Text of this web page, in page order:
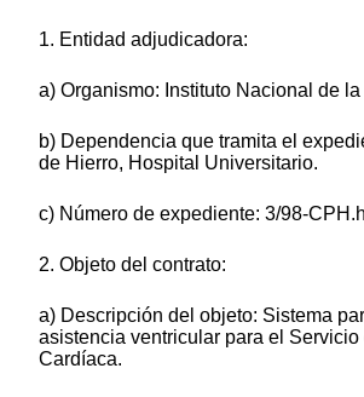
1. Entidad adjudicadora:
a) Organismo: Instituto Nacional de
b) Dependencia que tramita el
de Hierro, Hospital Universitario.
c) Número de expediente: 3/98-
2. Objeto del contrato:
a) Descripción del objeto: Sistema
asistencia ventricular para el Servicio
Cardíaca.